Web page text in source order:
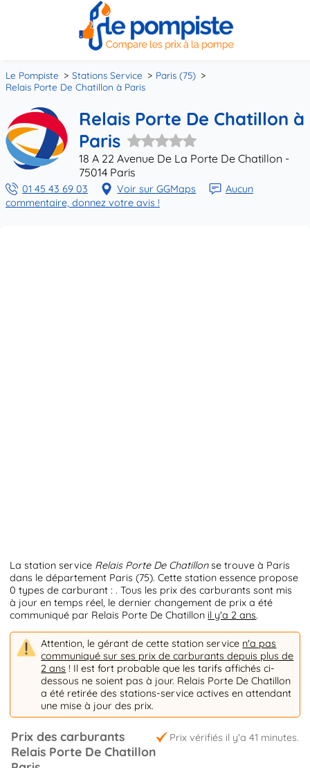
Le Pompiste Stations Service
Paris (75)
Relais Porte De Chatillon à Paris
Relais Porte De Chatillon à
Paris
18 A 22 Avenue De La Porte De Chatillon -
75014 Paris
01 45 43 69 03 Voir sur GGMaps
Aucun
commentaire, donnez votre avis !
La station service Relais Porte De Chatillonse trouve à Paris
dans le département Paris (75). Cette station essence propose
0 types de carburant : . Tous les prix des carburants sont mis
à jour en temps réel, le dernier changement de prix a été
communiqué par Relais Porte De Chatillon il y'a 2 ans.
Attention, le gérant de cette station service n'a pas
communiqué sur ses prix de carburants depuis plus de
2 ans ! Il est fort probable que les tarifs affichés ci-
dessous ne soient pas à jour. Relais Porte De Chatillon
a été retirée des stations-service actives en attendant
une mise à jour des prix.
Prix vérifiés il y'a 41 minutes.
Prix des carburants
Relais Porte De Chatillon